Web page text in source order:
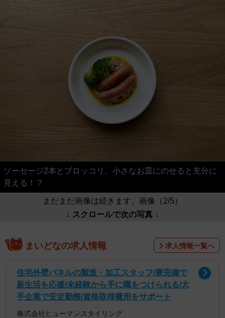
ソーセージ2本とブロッコリ、小さなお皿にのせると充分に
見える！？
まだまだ画像は続きます。画像（2/5）
↓ スクロールで次の写真 ↓
まいどなの求人情報 求人情報一覧へ
住宅外壁パネルの製造・加工スタッフ/寮完備で
新生活を応援/未経験から手に職をつけられる/大
手企業で安定勤務/資格取得費用をサポート
株式会社ヒューマンスタイリング